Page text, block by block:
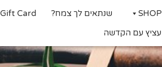
SHOP שנתאים לך צמח? Gift Card
עציץ עם הקדשה